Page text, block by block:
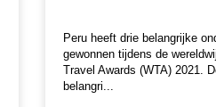
Peru heeft drie belangrijke
gewonnen tijdens de
Travel Awards (WTA) 2021.
belangri...